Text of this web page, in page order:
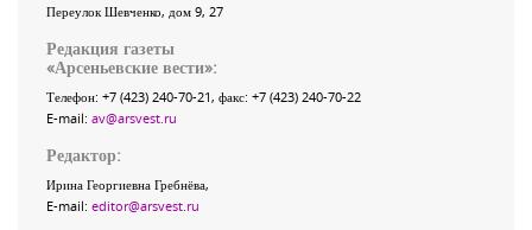
Переулок Шевченко, дом 9, 27
Редакция газеты
«Арсеньевские вести»:
Телефон: +7 (423) 240-70-21, факс: +7 (423) 240-70-22
E-mail: av@arsvest.ru
Редактор:
Ирина Георгиевна Гребнёва,
E-mail: editor@arsvest.ru